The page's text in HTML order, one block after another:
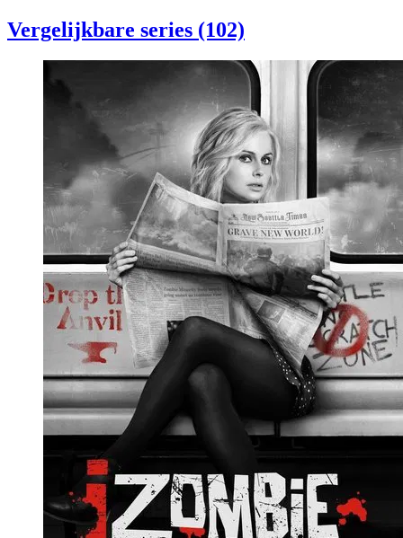
Vergelijkbare series (102)